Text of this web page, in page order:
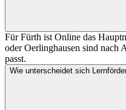
Für Fürth ist Online das
oder Oerlinghausen sind nach
passt.
Wie unterscheidet sich